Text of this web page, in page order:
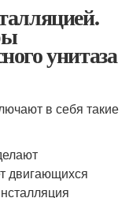
унитаза
в себя такие
двигающихся